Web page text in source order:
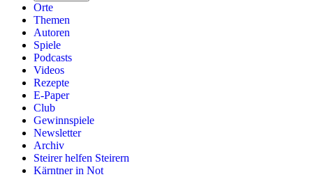
Orte
Themen
Autoren
Spiele
Podcasts
Videos
Rezepte
E-Paper
Club
Gewinnspiele
Newsletter
Archiv
Steirer helfen Steirern
Kärntner in Not